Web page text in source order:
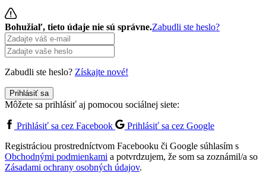
Bohužiaľ, tieto údaje nie sú správne.Zabudli ste heslo?
Zabudli ste heslo? Získajte nové!
Prihlásiť sa
Môžete sa prihlásiť aj pomocou sociálnej siete:
Prihlásiť sa cez Facebook
Prihlásiť sa cez Google
Registráciou prostredníctvom Facebooku či Google súhlasím s
Obchodnými podmienkami a potvrdzujem, že som sa zoznámil/a so
Zásadami ochrany osobných údajov.